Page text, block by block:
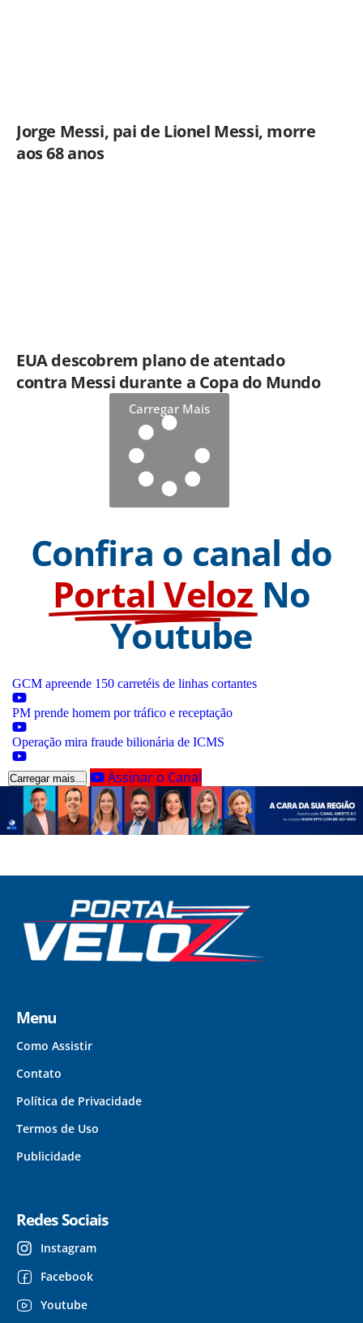
Jorge Messi, pai de Lionel Messi, morre
aos 68 anos
EUA descobrem plano de atentado
contra Messi durante a Copa do Mundo
Carregar Mais
Confira o canal do
Portal Veloz No
Youtube
GCM apreende 150 carretéis de linhas cortantes
PM prende homem por tráfico e receptação
Operação mira fraude bilionária de ICMS
Carregar mais... Assinar o Canal
Menu
Como Assistir
Contato
Política de Privacidade
Termos de Uso
Publicidade
Redes Sociais
Instagram
Facebook
Youtube